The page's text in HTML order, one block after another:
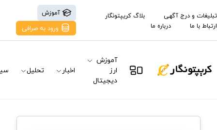
تبلیغات و درج آگهی
بلاگ کریپتونگار
ارتباط با ما
درباره ما
آموزش
ورود به صرافی
آموزش
ارز
دیجیتال
اخبار تحلیل